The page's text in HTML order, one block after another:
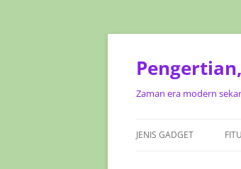
Zaman era modern
JENIS GADGET